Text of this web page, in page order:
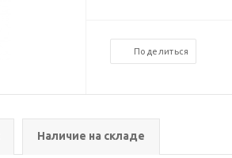
Поделиться
Наличие на складе